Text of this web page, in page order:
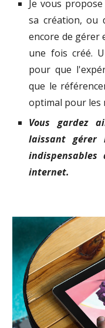
Je vous
sa création, ou
encore de gérer
une fois créé.
pour que
que le
optimal pour les
Vous gardez
laissant gérer
internet.